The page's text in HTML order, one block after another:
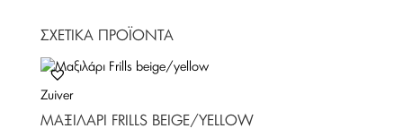
k
ΣΧΕΤΙΚΆ ΠΡΟΪΌΝΤΑ
Zuiver
ΜΑΞΙΛΆΡΙ FRILLS BEIGE/YELLOW